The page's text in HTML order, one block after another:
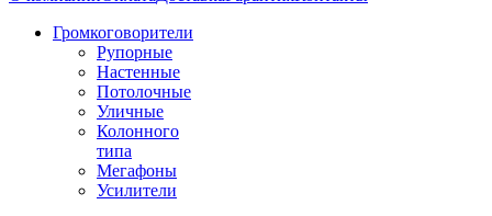
Громкоговорители
Рупорные
Настенные
Потолочные
Уличные
Колонного
типа
Мегафоны
Усилители